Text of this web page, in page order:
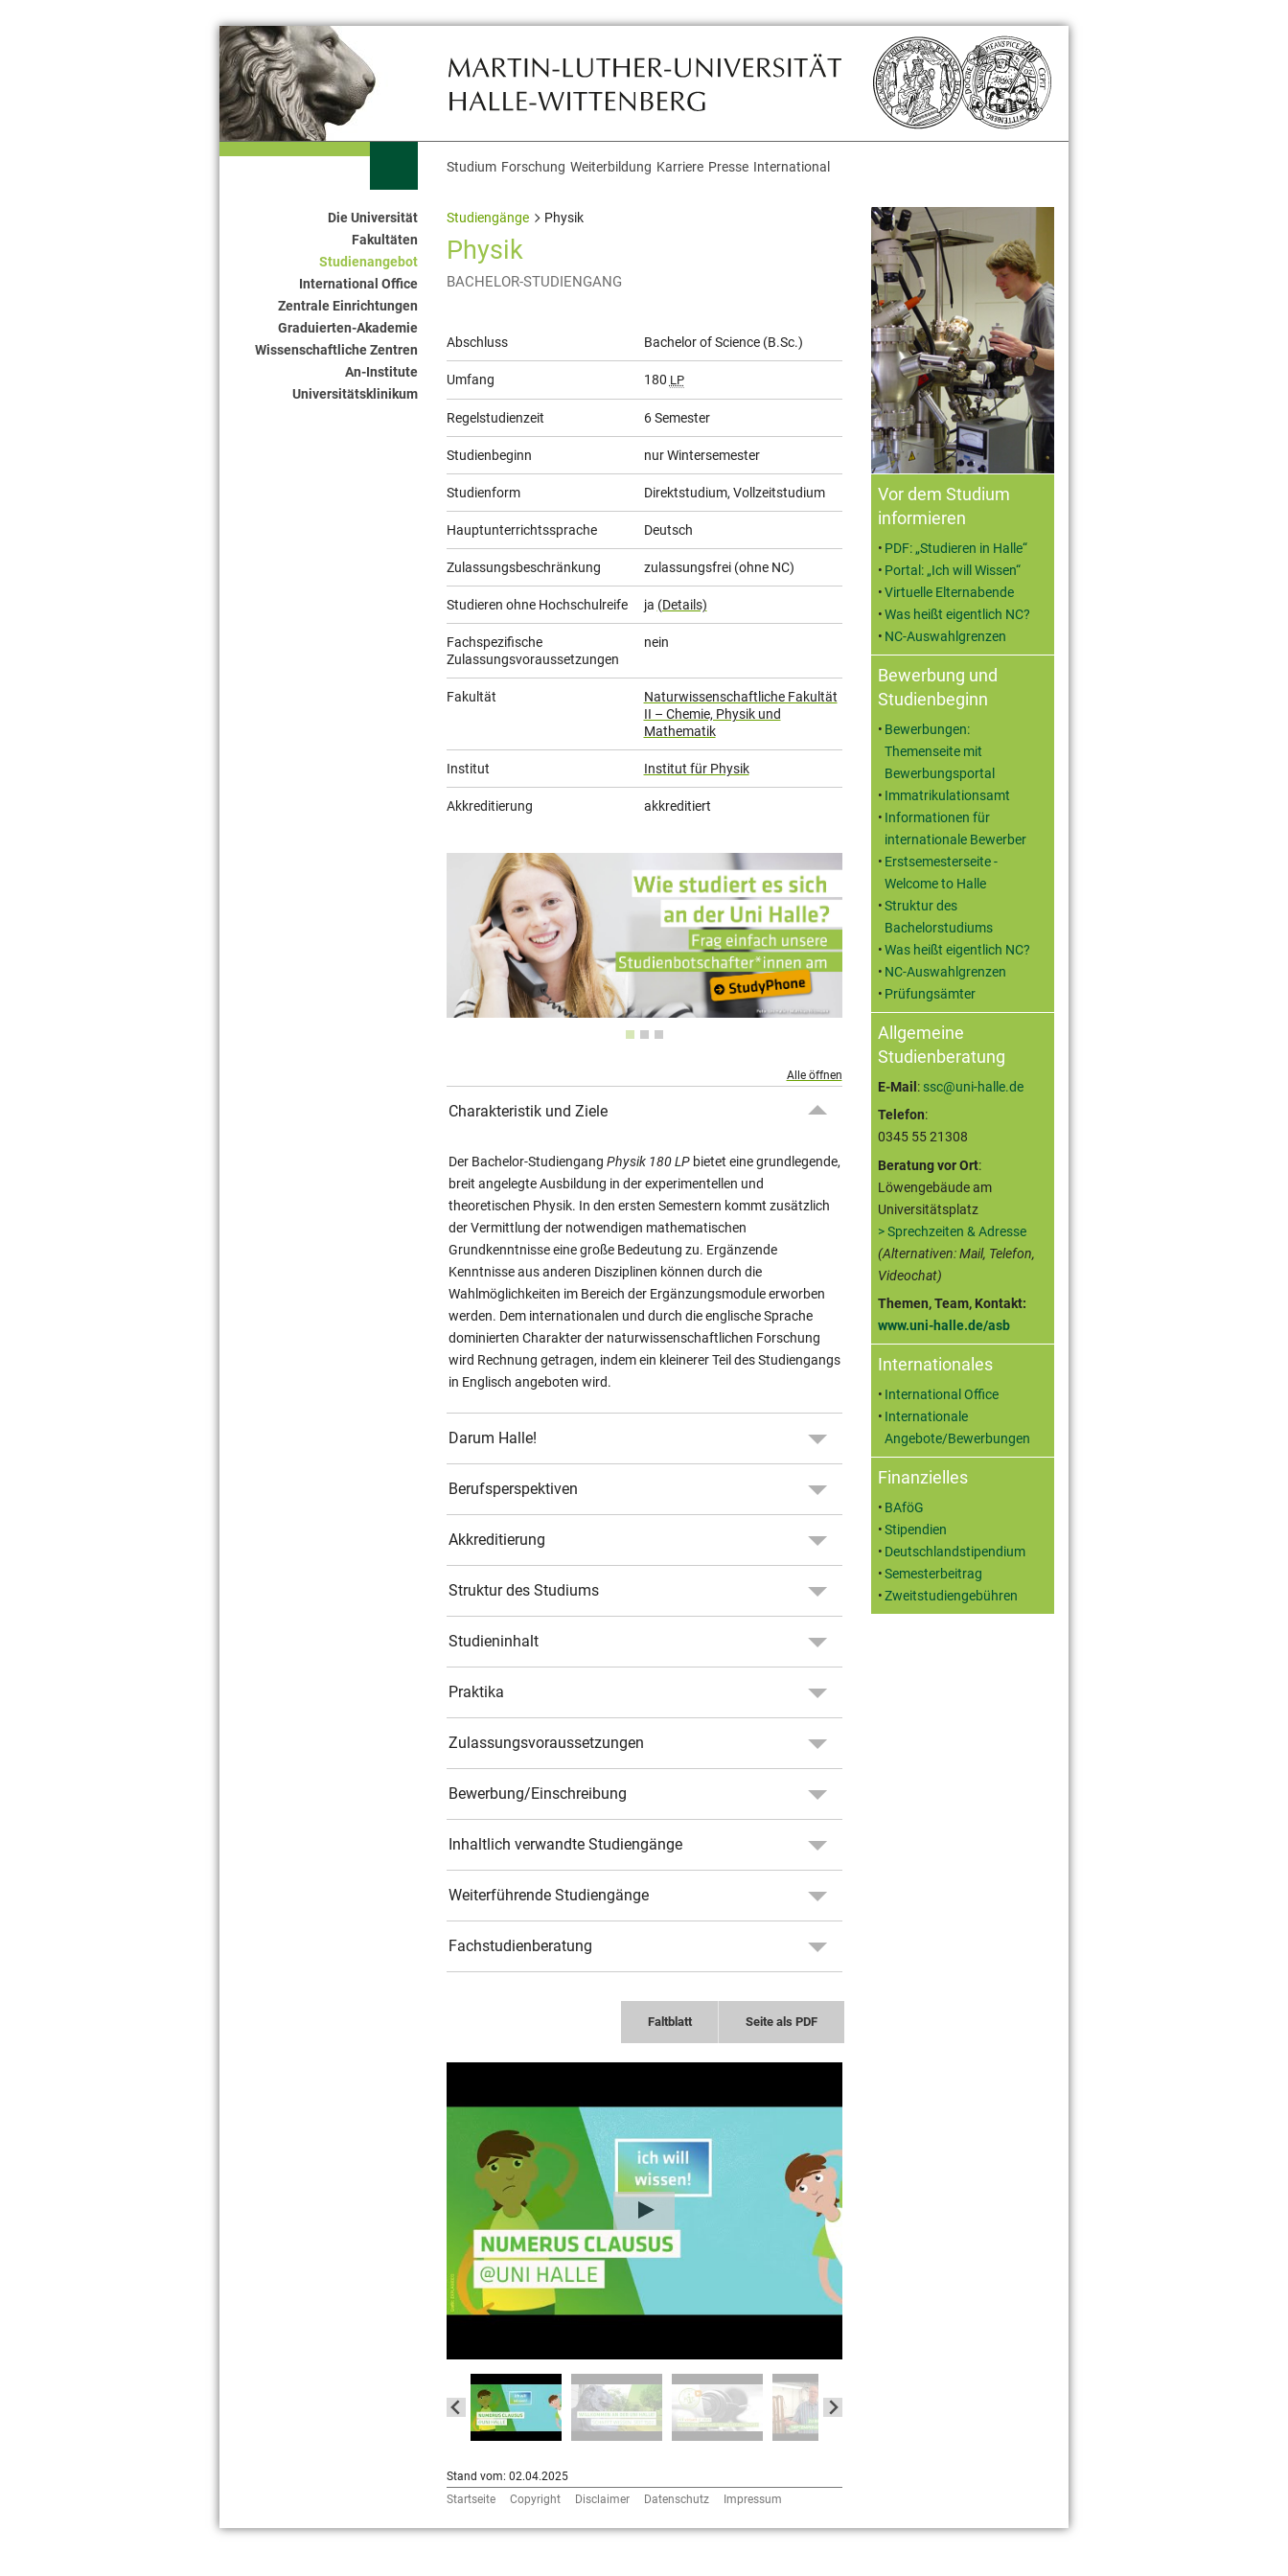
Themennavigation
Studium Forschung Weiterbildung Karriere Presse International
Seitennavigation
Die Universität
Fakultäten
Studienangebot
International Office
Zentrale Einrichtungen
Graduierten-Akademie
Wissenschaftliche Zentren
An-Institute
Universitätsklinikum
Studiengänge Physik
Physik
BACHELOR-STUDIENGANG
Allgemeine
Informationen
Abschluss Bachelor of Science (B.Sc.)
Umfang 180 LP
Regelstudienzeit 6 Semester
Studienbeginn nur Wintersemester
Studienform Direktstudium, Vollzeitstudium
Hauptunterrichtssprache Deutsch
Zulassungsbeschränkung zulassungsfrei (ohne NC)
Studieren ohne Hochschulreife ja (Details)
Fachspezifische
Zulassungsvoraussetzungen
nein
Fakultät
Naturwissenschaftliche Fakultät
II – Chemie, Physik und
Mathematik
Institut Institut für Physik
Akkreditierung akkreditiert
Alle öffnen
Charakteristik und Ziele
Der Bachelor-Studiengang Physik 180 LPbietet eine grundlegende,
breit angelegte Ausbildung in der experimentellen und
theoretischen Physik. In den ersten Semestern kommt zusätzlich
der Vermittlung der notwendigen mathematischen
Grundkenntnisse eine große Bedeutung zu. Ergänzende
Kenntnisse aus anderen Disziplinen können durch die
Wahlmöglichkeiten im Bereich der Ergänzungsmodule erworben
werden. Dem internationalen und durch die englische Sprache
dominierten Charakter der naturwissenschaftlichen Forschung
wird Rechnung getragen, indem ein kleinerer Teil des Studiengangs
in Englisch angeboten wird.
Darum Halle!
Berufsperspektiven
Akkreditierung
Struktur des Studiums
Studieninhalt
Praktika
Zulassungsvoraussetzungen
Bewerbung/Einschreibung
Inhaltlich verwandte Studiengänge
Weiterführende Studiengänge
Fachstudienberatung
Faltblatt Seite als PDF
Stand vom: 02.04.2025
Zusatzinformationen
Vor dem Studium
informieren
PDF: „Studieren in Halle“
Portal: „Ich will Wissen“
Virtuelle Elternabende
Was heißt eigentlich NC?
NC-Auswahlgrenzen
Bewerbung und
Studienbeginn
Bewerbungen:
Themenseite mit
Bewerbungsportal
Immatrikulationsamt
Informationen für
internationale Bewerber
Erstsemesterseite -
Welcome to Halle
Struktur des
Bachelorstudiums
Was heißt eigentlich NC?
NC-Auswahlgrenzen
Prüfungsämter
Allgemeine
Studienberatung
E-Mail : ssc@uni-halle.de
Telefon:
0345 55 21308
Beratung vor Ort:
Löwengebäude am
Universitätsplatz
> Sprechzeiten & Adresse
(Alternativen: Mail, Telefon,
Videochat)
Themen, Team, Kontakt:
www.uni-halle.de/asb
Internationales
International Office
Internationale
Angebote/Bewerbungen
Finanzielles
BAföG
Stipendien
Deutschlandstipendium
Semesterbeitrag
Zweitstudiengebühren
Startseite Copyright Disclaimer Datenschutz Impressum